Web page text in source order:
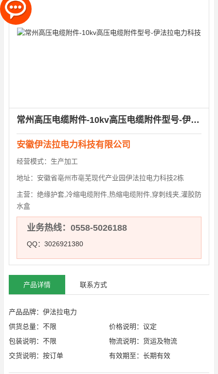
常州高压电缆附件-10kv高压电缆附件型号-伊法拉电力科技
安徽伊法拉电力科技有限公司
经营模式： 生产加工
地址： 安徽省亳州市亳芜现代产业园伊法拉电力科技2栋
主营： 绝缘护套,冷缩电缆附件,热缩电缆附件,穿刺线夹,灌胶防
水盒
业务热线：0558-5026188
QQ：3026921380
产品详情 联系方式
产品品牌：伊法拉电力
供货总量：不限
价格说明：议定
包装说明：不限
物流说明：货运及物流
交货说明：按订单
有效期至：长期有效